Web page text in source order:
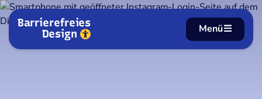
Zum Inhalt springen
Barrierefreies
Design
Menü